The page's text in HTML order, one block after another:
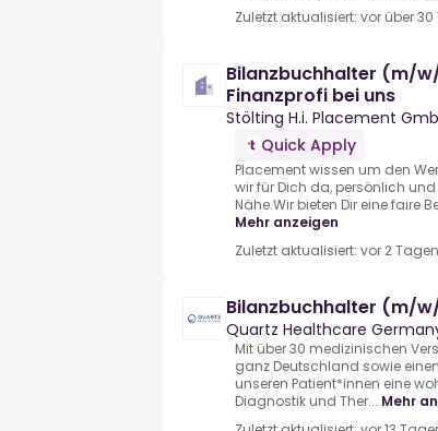
Zuletzt aktualisiert: vor über
Bilanzbuchhalter (m/
Finanzprofi bei uns
Stölting H.i. Placement
Quick Apply
Placement wissen um den
wir für Dich da, persönlich
Nähe.Wir bieten Dir eine faire
Mehr anzeigen
Zuletzt aktualisiert: vor 2 Tagen
Bilanzbuchhalter (m/
Quartz Healthcare
Mit über 30 medizinischen
ganz Deutschland sowie
unseren Patient*innen eine
Diagnostik und Ther... Mehr